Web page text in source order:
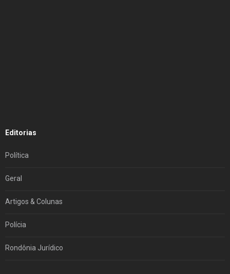
Editorias
Política
Geral
Artigos & Colunas
Polícia
Rondônia Jurídico